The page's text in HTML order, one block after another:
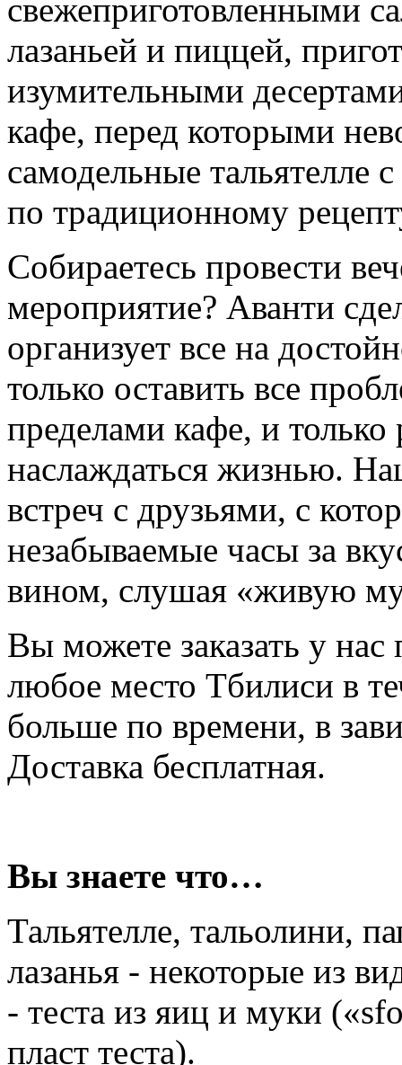
свежеприготовленными
лазаньей и пиццей,
изумительными
кафе, перед которыми
самодельные тальятелле
по традиционному
Собираетесь провести
мероприятие? Аванти
организует все на
только оставить все
пределами кафе, и только
наслаждаться жизнью.
встреч с друзьями, с
незабываемые часы за
вином, слушая «живую
Вы можете заказать у
любое место Тбилиси в
больше по времени, в
Доставка бесплатная.
Вы знаете что…
Тальятелле, тальолини,
лазанья - некоторые из
- теста из яиц и муки
пласт теста).